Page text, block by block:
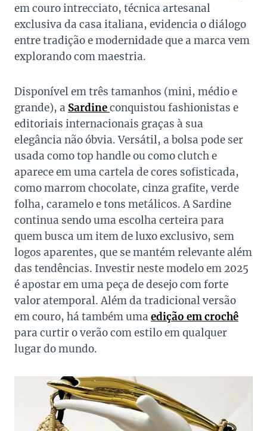
em couro intrecciato, técnica artesanal
exclusiva da casa italiana, evidencia o diálogo
entre tradição e modernidade que a marca vem
explorando com maestria.
Disponível em três tamanhos (mini, médio e
grande), a Sardineconquistou fashionistas e
editoriais internacionais graças à sua
elegância não óbvia. Versátil, a bolsa pode ser
usada como top handle ou como clutch e
aparece em uma cartela de cores sofisticada,
como marrom chocolate, cinza grafite, verde
folha, caramelo e tons metálicos. A Sardine
continua sendo uma escolha certeira para
quem busca um item de luxo exclusivo, sem
logos aparentes, que se mantém relevante além
das tendências. Investir neste modelo em 2025
é apostar em uma peça de desejo com forte
valor atemporal. Além da tradicional versão
em couro, há também uma edição em crochê
para curtir o verão com estilo em qualquer
lugar do mundo.